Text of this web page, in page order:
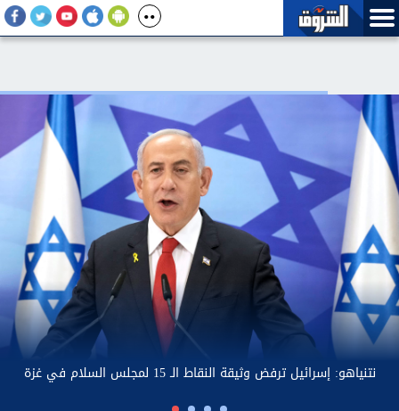
أسعار الدواجن.. مكسب للمستهلكين وضغط على أصحاب المزارع